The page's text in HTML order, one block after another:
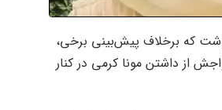
که برخلاف پیش‌بینی برخی،
از داشتن مونا کرمی در کنار